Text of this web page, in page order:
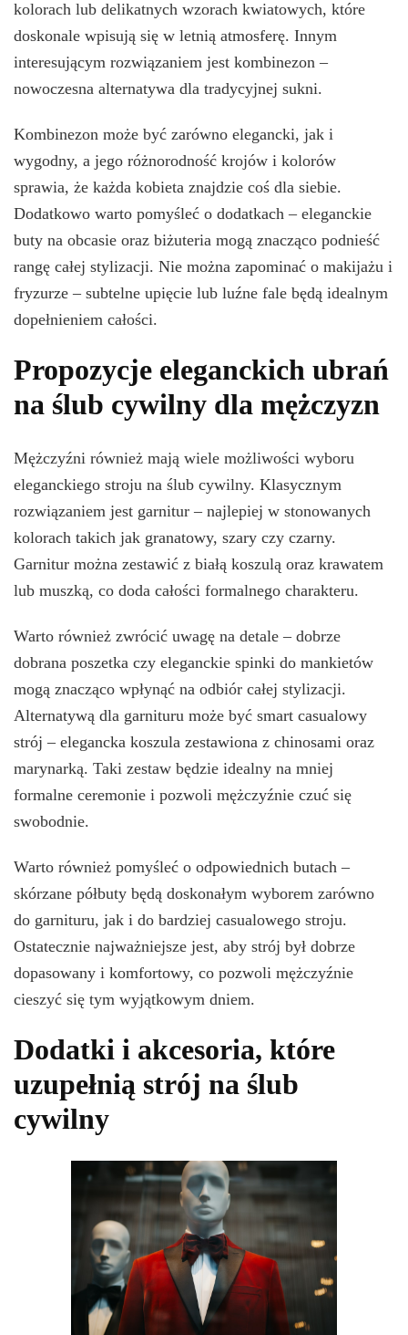
kolorach lub delikatnych wzorach kwiatowych, które
doskonale wpisują się w letnią atmosferę. Innym
interesującym rozwiązaniem jest kombinezon –
nowoczesna alternatywa dla tradycyjnej sukni.
Kombinezon może być zarówno elegancki, jak i
wygodny, a jego różnorodność krojów i kolorów
sprawia, że każda kobieta znajdzie coś dla siebie.
Dodatkowo warto pomyśleć o dodatkach – eleganckie
buty na obcasie oraz biżuteria mogą znacząco podnieść
rangę całej stylizacji. Nie można zapominać o makijażu i
fryzurze – subtelne upięcie lub luźne fale będą idealnym
dopełnieniem całości.
Propozycje eleganckich ubrań
na ślub cywilny dla mężczyzn
Mężczyźni również mają wiele możliwości wyboru
eleganckiego stroju na ślub cywilny. Klasycznym
rozwiązaniem jest garnitur – najlepiej w stonowanych
kolorach takich jak granatowy, szary czy czarny.
Garnitur można zestawić z białą koszulą oraz krawatem
lub muszką, co doda całości formalnego charakteru.
Warto również zwrócić uwagę na detale – dobrze
dobrana poszetka czy eleganckie spinki do mankietów
mogą znacząco wpłynąć na odbiór całej stylizacji.
Alternatywą dla garnituru może być smart casualowy
strój – elegancka koszula zestawiona z chinosami oraz
marynarką. Taki zestaw będzie idealny na mniej
formalne ceremonie i pozwoli mężczyźnie czuć się
swobodnie.
Warto również pomyśleć o odpowiednich butach –
skórzane półbuty będą doskonałym wyborem zarówno
do garnituru, jak i do bardziej casualowego stroju.
Ostatecznie najważniejsze jest, aby strój był dobrze
dopasowany i komfortowy, co pozwoli mężczyźnie
cieszyć się tym wyjątkowym dniem.
Dodatki i akcesoria, które
uzupełnią strój na ślub
cywilny